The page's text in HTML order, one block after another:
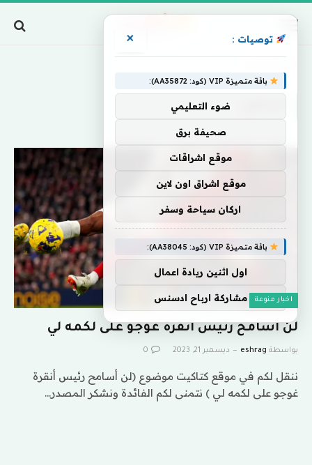
اخبار منوعة
لن أسامح رئيس أنقرة غوجو على لكمه لي
بواسطة eshrag ديسمبر 21, 2023 0
ننقل لكم في موقع كتاكيت موضوع (لن أسامح رئيس أنقرة
غوجو على لكمه لي ) نتمنى لكم الفائدة ونشكر المصدر…
توصيات : ×
باقة متميزة VIP (كود: AA35872):
ضوء التعليمي
صحيفة برق
موقع اشراقات
موقع اشراق اون لاين
اركان سياحة وسفر
باقة متميزة VIP (كود: AA38045):
اول اثنين ريادة اعمال
مشاركة ارباح ادسنس